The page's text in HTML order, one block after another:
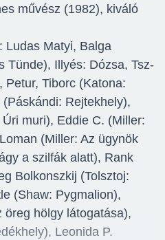
művész (1982), kiváló
Ludas Matyi, Balga
Tünde), Illyés: Dózsa, Tsz-
Petur, Tiborc (Katona:
Rejtekhely),
muri), Eddie C. (Miller:
(Miller: Az ügynök
a szilfák alatt), Rank
Bolkonszkij (Tolsztoj:
(Shaw: Pygmalion),
öreg hölgy látogatása),
Leonida P.